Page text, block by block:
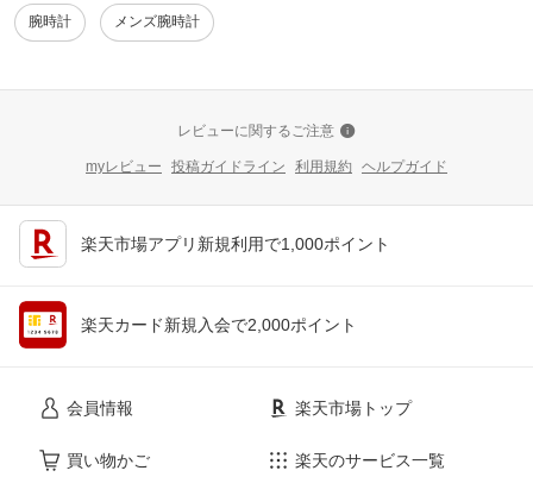
腕時計 メンズ腕時計
レビューに関するご注意
myレビュー 投稿ガイドライン 利用規約 ヘルプガイド
楽天市場アプリ新規利用で1,000ポイント
楽天カード新規入会で2,000ポイント
会員情報
買い物かご
楽天市場トップ
楽天のサービス一覧